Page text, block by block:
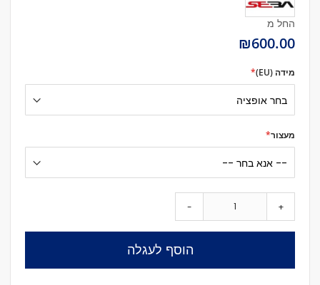
החל מ
₪600.00
מידה (EU)
מעצור
- +
הוסף לעגלה